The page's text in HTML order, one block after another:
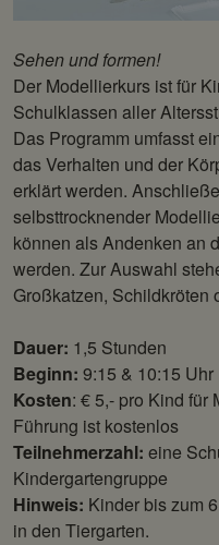
Sehen und formen!
Der Modellierkurs ist für
Schulklassen aller
Das Programm umfasst
das Verhalten und der
erklärt werden.
selbsttrocknender
können als Andenken an
werden. Zur Auswahl
Großkatzen, Schildkröten
Dauer: 1,5 Stunden
Beginn: 9:15 & 10:15 Uhr
Kosten: € 5,- pro Kind für
Führung ist kostenlos
Teilnehmerzahl: eine
Kindergartengruppe
Hinweis: Kinder bis zum
in den Tiergarten.